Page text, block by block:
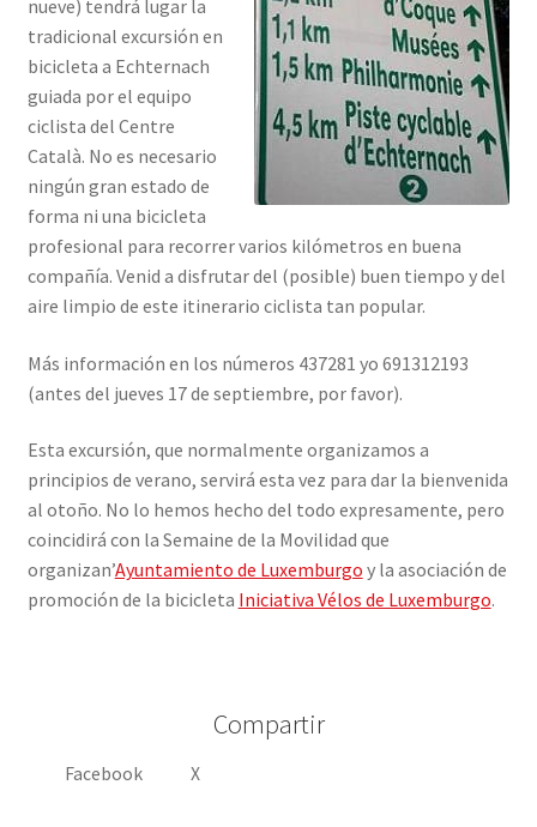
nueve) tendrá lugar la
tradicional excursión en
bicicleta a Echternach
guiada por el equipo
ciclista del Centre
Català. No es necesario
ningún gran estado de
forma ni una bicicleta
profesional para recorrer varios kilómetros en buena
compañía. Venid a disfrutar del (posible) buen tiempo y del
aire limpio de este itinerario ciclista tan popular.
Más información en los números 437281 yo 691312193
(antes del jueves 17 de septiembre, por favor).
Esta excursión, que normalmente organizamos a
principios de verano, servirá esta vez para dar la bienvenida
al otoño. No lo hemos hecho del todo expresamente, pero
coincidirá con la Semaine de la Movilidad que
organizan’Ayuntamiento de Luxemburgo y la asociación de
promoción de la bicicleta Iniciativa Vélos de Luxemburgo.
Compartir
Facebook X